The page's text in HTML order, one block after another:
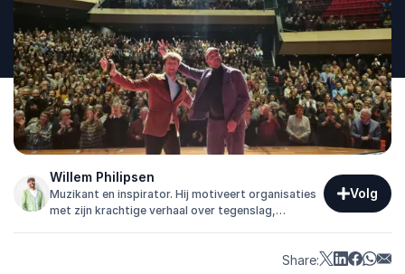
Willem Philipsen
Muzikant en inspirator. Hij motiveert organisaties
met zijn krachtige verhaal over tegenslag,
Volg
Share: